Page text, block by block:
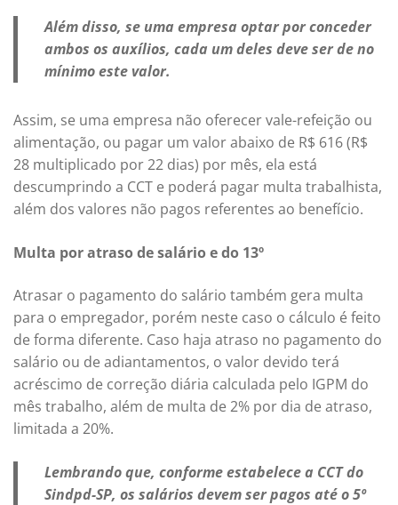
Além disso, se uma empresa optar por conceder
ambos os auxílios, cada um deles deve ser de no
mínimo este valor.
Assim, se uma empresa não oferecer vale-refeição ou
alimentação, ou pagar um valor abaixo de R$ 616 (R$
28 multiplicado por 22 dias) por mês, ela está
descumprindo a CCT e poderá pagar multa trabalhista,
além dos valores não pagos referentes ao benefício.
Multa por atraso de salário e do 13º
Atrasar o pagamento do salário também gera multa
para o empregador, porém neste caso o cálculo é feito
de forma diferente. Caso haja atraso no pagamento do
salário ou de adiantamentos, o valor devido terá
acréscimo de correção diária calculada pelo IGPM do
mês trabalho, além de multa de 2% por dia de atraso,
limitada a 20%.
Lembrando que, conforme estabelece a CCT do
Sindpd-SP, os salários devem ser pagos até o 5º